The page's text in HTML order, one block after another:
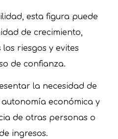
esta figura puede
de crecimiento,
riesgos y evites
de confianza.
la necesidad de
económica y
de otras personas o
ingresos.